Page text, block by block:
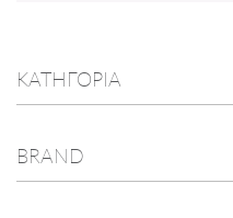
ΚΑΤΗΓΟΡΙΑ
BRAND